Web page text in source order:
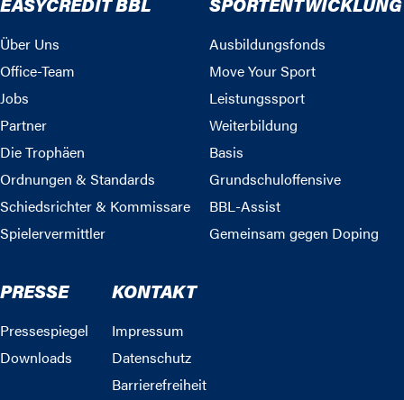
Über Uns
Office-Team
Jobs
Partner
Die Trophäen
Ordnungen & Standards
Schiedsrichter & Kommissare
Spielervermittler
Ausbildungsfonds
Move Your Sport
Leistungssport
Weiterbildung
Basis
Grundschuloffensive
BBL-Assist
Gemeinsam gegen Doping
PRESSE
Pressespiegel
Downloads
KONTAKT
Impressum
Datenschutz
Barrierefreiheit